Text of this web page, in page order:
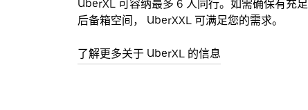
UberXL 可容纳最多 6 人同行。如需确保有充足
后备箱空间， UberXXL 可满足您的需求。
了解更多关于 UberXL 的信息